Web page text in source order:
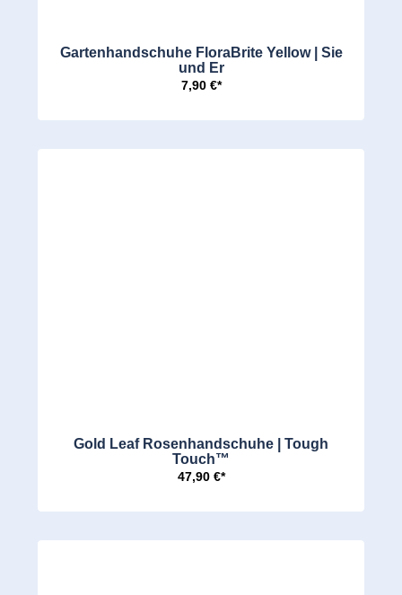
Gartenhandschuhe FloraBrite Yellow | Sie
und Er
7,90 €*
Gold Leaf Rosenhandschuhe | Tough
Touch™
47,90 €*